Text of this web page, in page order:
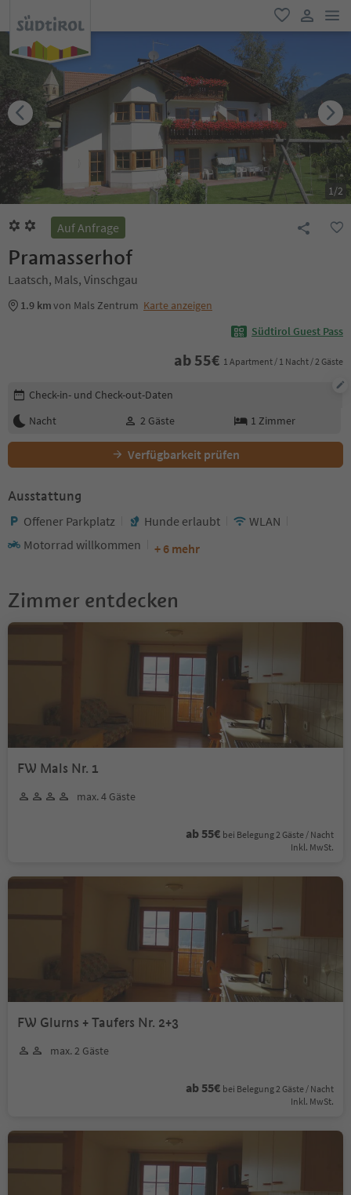
favorit
user link
1/2
Auf Anfrage
Pramasserhof
Laatsch, Mals, Vinschgau
1.9 kmvon Mals Zentrum Karte anzeigen
Südtirol Guest Pass
ab 55€ 1 Apartment / 1 Nacht / 2 Gäste
Buchungsdetails bearbeiten
Check-in- und Check-out-Daten
Nacht
2 Gäste 1 Zimmer
Verfügbarkeit prüfen
Ausstattung
Offener Parkplatz Hunde erlaubt
WLAN
Motorrad willkommen
+ 6 mehr
Zimmer entdecken
FW Mals Nr. 1
max. 4 Gäste
ab 55€ bei Belegung 2 Gäste / Nacht
Inkl. MwSt.
FW Glurns + Taufers Nr. 2+3
max. 2 Gäste
ab 55€ bei Belegung 2 Gäste / Nacht
Inkl. MwSt.